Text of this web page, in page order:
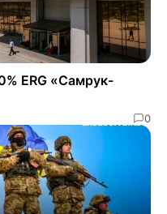
ERG «Самрук-
0